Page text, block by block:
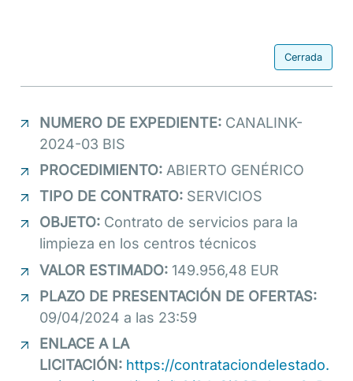
Cerrada
NUMERO DE EXPEDIENTE: CANALINK-
2024-03 BIS
PROCEDIMIENTO: ABIERTO GENÉRICO
TIPO DE CONTRATO: SERVICIOS
OBJETO: Contrato de servicios para la
limpieza en los centros técnicos
VALOR ESTIMADO: 149.956,48 EUR
PLAZO DE PRESENTACIÓN DE OFERTAS:
09/04/2024 a las 23:59
ENLACE A LA
LICITACIÓN: https://contrataciondelestado.